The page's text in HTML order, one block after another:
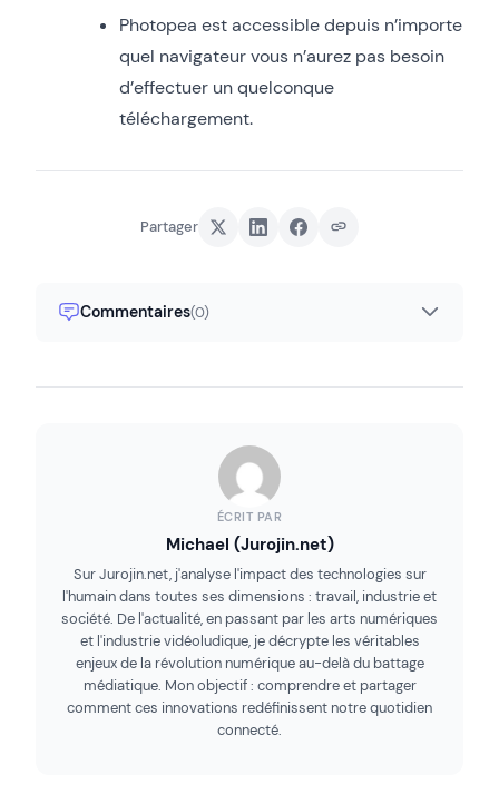
Photopea est accessible depuis n’importe
quel navigateur vous n’aurez pas besoin
d’effectuer un quelconque
téléchargement.
Partager
Commentaires(0)
ÉCRIT PAR
Michael (Jurojin.net)
Sur Jurojin.net, j'analyse l'impact des technologies sur
l'humain dans toutes ses dimensions : travail, industrie et
société. De l'actualité, en passant par les arts numériques
et l'industrie vidéoludique, je décrypte les véritables
enjeux de la révolution numérique au-delà du battage
médiatique. Mon objectif : comprendre et partager
comment ces innovations redéfinissent notre quotidien
connecté.